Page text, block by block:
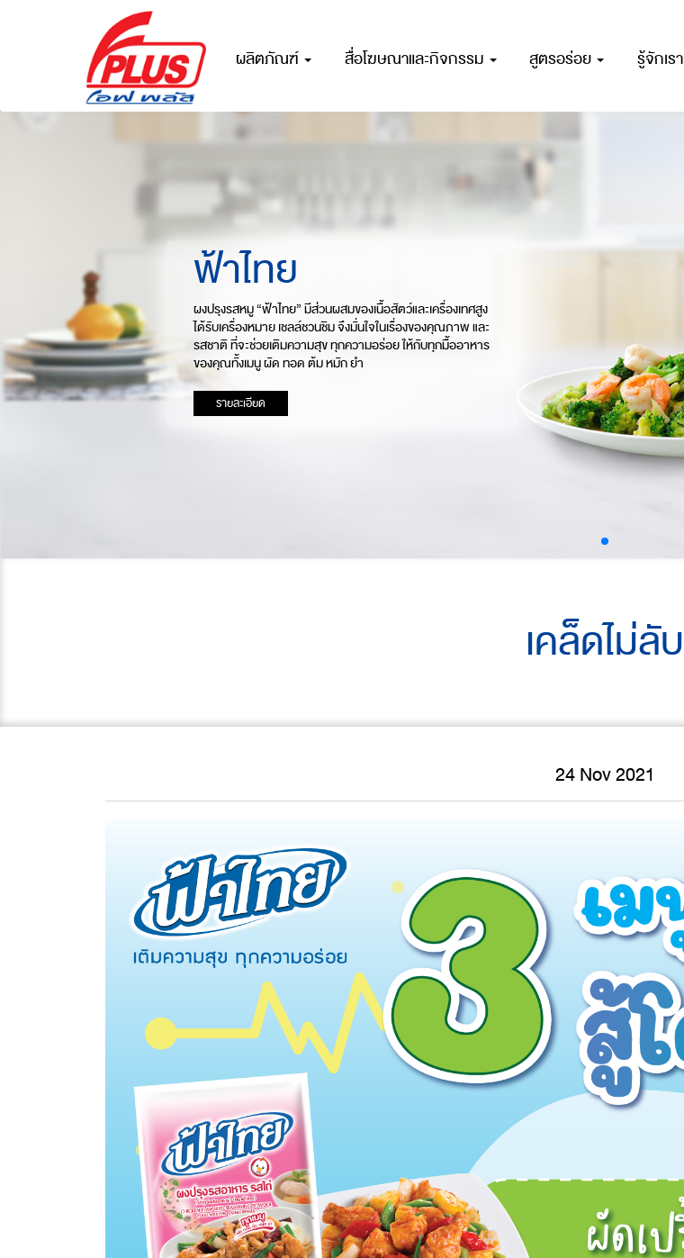
ผลิตภัณฑ์ สื่อโฆษณาและกิจกรรม สูตรอร่อย รู้จักเรา
ฟ้าไทย
ผงปรุงรสหมู “ฟ้าไทย” มีส่วนผสมของเนื้อสัตว์และเครื่องเทศสูง
ได้รับเครื่องหมาย เชลล์ชวนชิม จึงมั่นใจในเรื่องของคุณภาพ และ
รสชาติ ที่จะช่วยเติมความสุข ทุกความอร่อย ให้กับทุกมื้ออาหาร
ของคุณทั้งเมนู ผัด ทอด ต้ม หมัก ยำ
รายละเอียด
เคล็ดไม่ลับ
24 Nov 2021